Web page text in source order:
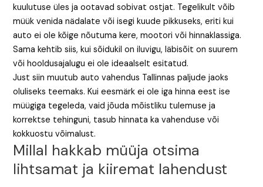
kuulutuse üles ja ootavad sobivat ostjat. Tegelikult võib
müük venida nädalate või isegi kuude pikkuseks, eriti kui
auto ei ole kõige nõutuma kere, mootori või hinnaklassiga.
Sama kehtib siis, kui sõidukil on iluvigu, läbisõit on suurem
või hooldusajalugu ei ole ideaalselt esitatud.
Just siin muutub auto vahendus Tallinnas paljude jaoks
oluliseks teemaks. Kui eesmärk ei ole iga hinna eest ise
müügiga tegeleda, vaid jõuda mõistliku tulemuse ja
korrektse tehinguni, tasub hinnata ka vahenduse või
kokkuostu võimalust.
Millal hakkab müüja otsima
lihtsamat ja kiiremat lahendust